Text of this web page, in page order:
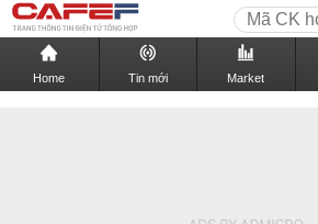
Home Tin mới Market